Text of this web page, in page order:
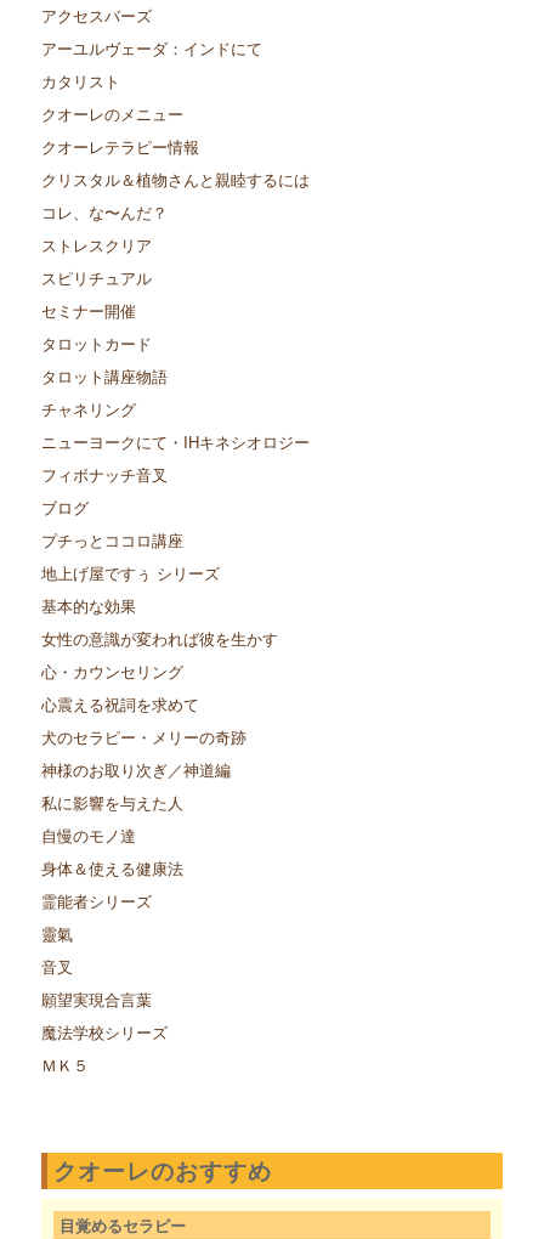
アクセスバーズ
アーユルヴェーダ：インドにて
カタリスト
クオーレのメニュー
クオーレテラピー情報
クリスタル＆植物さんと親睦するには
コレ、な〜んだ？
ストレスクリア
スピリチュアル
セミナー開催
タロットカード
タロット講座物語
チャネリング
ニューヨークにて・IHキネシオロジー
フィボナッチ音叉
ブログ
プチっとココロ講座
地上げ屋ですぅ シリーズ
基本的な効果
女性の意識が変われば彼を生かす
心・カウンセリング
心震える祝詞を求めて
犬のセラピー・メリーの奇跡
神様のお取り次ぎ／神道編
私に影響を与えた人
自慢のモノ達
身体＆使える健康法
霊能者シリーズ
靈氣
音叉
願望実現合言葉
魔法学校シリーズ
ＭＫ５
クオーレのおすすめ
目覚めるセラピー